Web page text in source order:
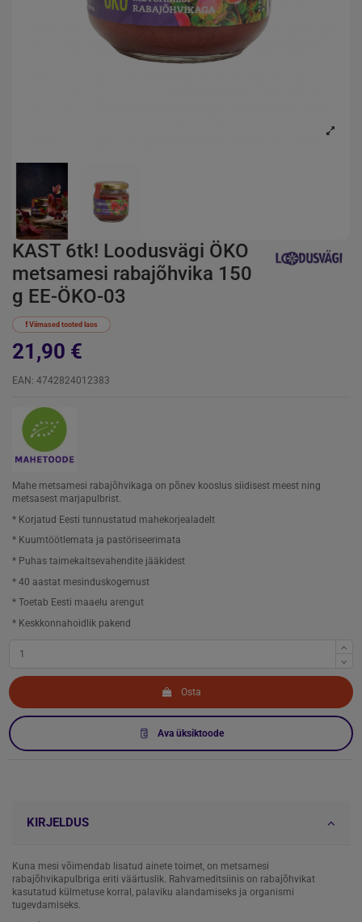
KAST 6tk! Loodusvägi ÖKO
metsamesi rabajõhvika 150
g EE-ÖKO-03
Viimased tooted laos
21,90 €
EAN: 4742824012383
Mahe metsamesi rabajõhvikaga on põnev kooslus siidisest meest ning
metsasest marjapulbrist.
* Korjatud Eesti tunnustatud mahekorjealadelt
* Kuumtöötlemata ja pastöriseerimata
* Puhas taimekaitsevahendite jääkidest
* 40 aastat mesinduskogemust
* Toetab Eesti maaelu arengut
* Keskkonnahoidlik pakend
Osta
Ava üksiktoode
KIRJELDUS
Kuna mesi võimendab lisatud ainete toimet, on metsamesi
rabajõhvikapulbriga eriti väärtuslik. Rahvameditsiinis on rabajõhvikat
kasutatud külmetuse korral, palaviku alandamiseks ja organismi
tugevdamiseks.